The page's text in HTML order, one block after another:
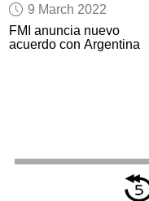
9 March 2022
FMI anuncia nuevo
acuerdo con Argentina